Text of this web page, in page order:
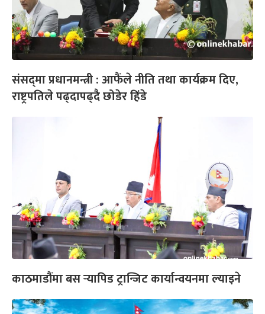
संसद्‌मा प्रधानमन्त्री : आफैंले नीति तथा कार्यक्रम दिए,
राष्ट्रपतिले पढ्दापढ्दै छोडेर हिंडे
काठमाडौंमा बस र्‍यापिड ट्रान्जिट कार्यान्वयनमा ल्याइने